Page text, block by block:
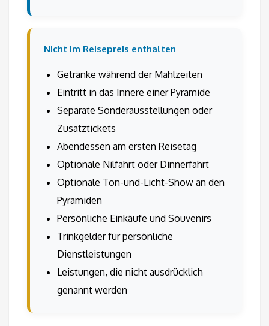
Nicht im Reisepreis enthalten
Getränke während der Mahlzeiten
Eintritt in das Innere einer Pyramide
Separate Sonderausstellungen oder
Zusatztickets
Abendessen am ersten Reisetag
Optionale Nilfahrt oder Dinnerfahrt
Optionale Ton-und-Licht-Show an den
Pyramiden
Persönliche Einkäufe und Souvenirs
Trinkgelder für persönliche
Dienstleistungen
Leistungen, die nicht ausdrücklich
genannt werden